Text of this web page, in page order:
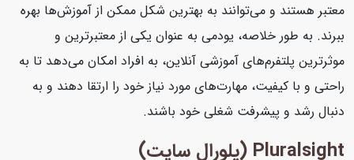
معتبر هستند و می‌توانند به بهترین شکل ممکن از آموزش‌ها بهره
ببرند. به طور خلاصه، یودمی به عنوان یکی از معتبرترین و
موثرترین پلتفرم‌های آموزشی آنلاین، به افراد امکان می‌دهد تا به
راحتی و با کیفیت، مهارت‌های مورد نیاز خود را ارتقا دهند و به
دنبال رشد و پیشرفت شغلی خود باشند.
Pluralsight (پلورال سایت)